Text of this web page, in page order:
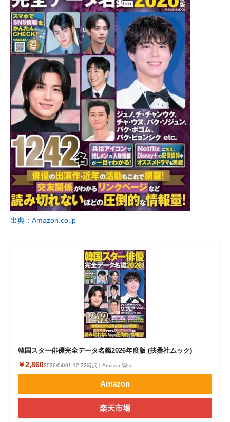
出典：Amazon.co.jp
韓国スター俳優完全データ名鑑2026年度版 (扶桑社ムック)
￥2,8602026/04/01 12:32時点｜Amazon調べ
Amazon
楽天市場